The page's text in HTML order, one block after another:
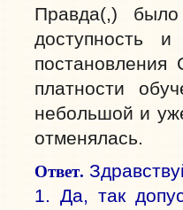
Правда(,)
доступность
платности
небольшой и
отменялась.
Ответ.
1. Да, так